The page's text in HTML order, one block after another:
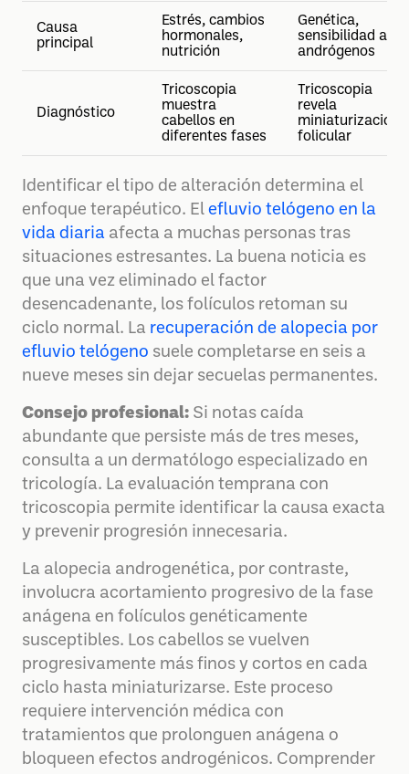
Causa
principal
Estrés, cambios
hormonales,
nutrición
Genética,
sensibilidad a
andrógenos
Diagnóstico
Tricoscopia
muestra
cabellos en
diferentes fases
Tricoscopia
revela
miniaturización
folicular
Identificar el tipo de alteración determina el
enfoque terapéutico. El efluvio telógeno en la
vida diaria afecta a muchas personas tras
situaciones estresantes. La buena noticia es
que una vez eliminado el factor
desencadenante, los folículos retoman su
ciclo normal. La recuperación de alopecia por
efluvio telógeno suele completarse en seis a
nueve meses sin dejar secuelas permanentes.
Consejo profesional: Si notas caída
abundante que persiste más de tres meses,
consulta a un dermatólogo especializado en
tricología. La evaluación temprana con
tricoscopia permite identificar la causa exacta
y prevenir progresión innecesaria.
La alopecia androgenética, por contraste,
involucra acortamiento progresivo de la fase
anágena en folículos genéticamente
susceptibles. Los cabellos se vuelven
progresivamente más finos y cortos en cada
ciclo hasta miniaturizarse. Este proceso
requiere intervención médica con
tratamientos que prolonguen anágena o
bloqueen efectos androgénicos. Comprender